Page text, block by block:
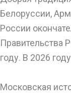
Белоруссии,
России
Правительства
году. В 2026
Московская